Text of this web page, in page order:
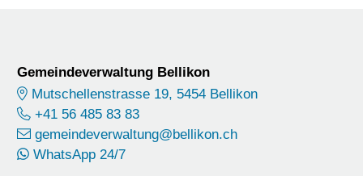
Footer
Gemeindeverwaltung Bellikon
Mutschellenstrasse 19, 5454 Bellikon
+41 56 485 83 83
gemeindeverwaltung@bellikon.ch
WhatsApp 24/7